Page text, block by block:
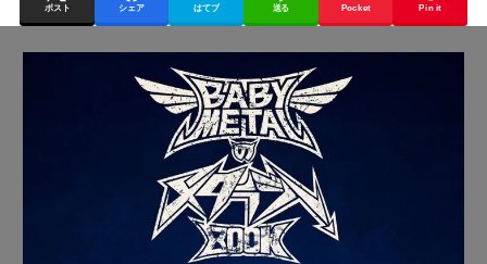
ポスト シェア はてブ 送る Pocket Pin it